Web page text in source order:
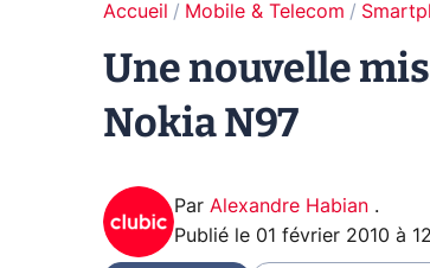
Accueil Mobile & Telecom
Une nouvelle
Nokia N97
Par Alexandre Habian .
Publié le 01 février 2010 à